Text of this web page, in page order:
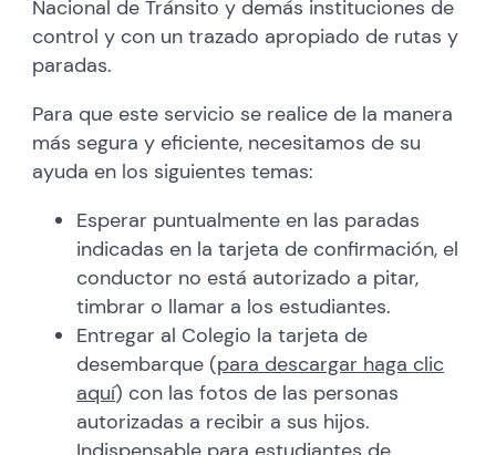
Nacional de Tránsito y demás instituciones de
control y con un trazado apropiado de rutas y
paradas.
Para que este servicio se realice de la manera
más segura y eficiente, necesitamos de su
ayuda en los siguientes temas:
Esperar puntualmente en las paradas
indicadas en la tarjeta de confirmación, el
conductor no está autorizado a pitar,
timbrar o llamar a los estudiantes.
Entregar al Colegio la tarjeta de
desembarque (para descargar haga clic
aquí) con las fotos de las personas
autorizadas a recibir a sus hijos.